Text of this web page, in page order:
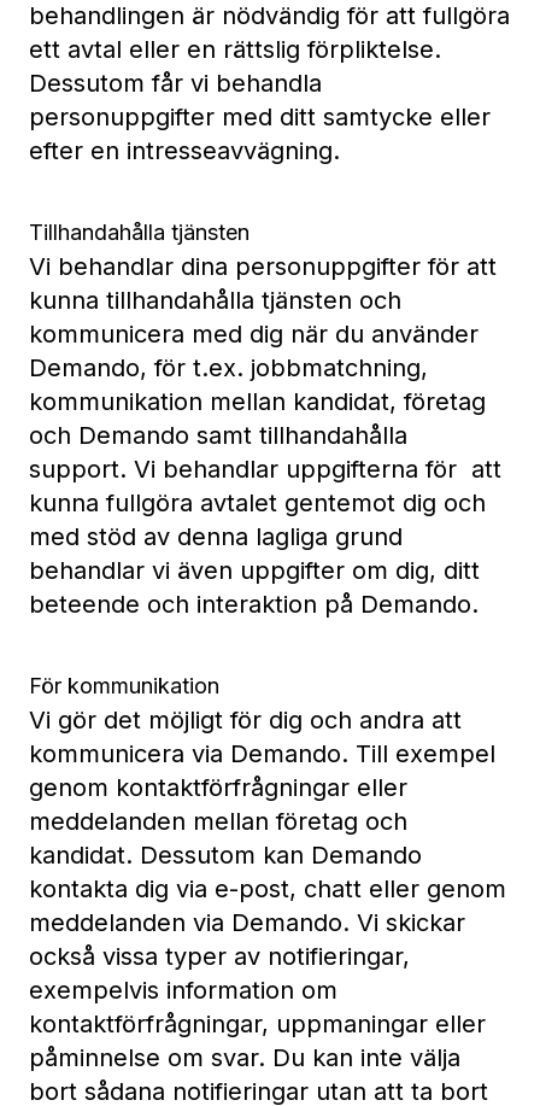
behandlingen är nödvändig för att fullgöra
ett avtal eller en rättslig förpliktelse.
Dessutom får vi behandla
personuppgifter med ditt samtycke eller
efter en intresseavvägning.
Tillhandahålla tjänsten
Vi behandlar dina personuppgifter för att
kunna tillhandahålla tjänsten och
kommunicera med dig när du använder
Demando, för t.ex. jobbmatchning,
kommunikation mellan kandidat, företag
och Demando samt tillhandahålla
support. Vi behandlar uppgifterna för att
kunna fullgöra avtalet gentemot dig och
med stöd av denna lagliga grund
behandlar vi även uppgifter om dig, ditt
beteende och interaktion på Demando.
För kommunikation
Vi gör det möjligt för dig och andra att
kommunicera via Demando. Till exempel
genom kontaktförfrågningar eller
meddelanden mellan företag och
kandidat. Dessutom kan Demando
kontakta dig via e-post, chatt eller genom
meddelanden via Demando. Vi skickar
också vissa typer av notifieringar,
exempelvis information om
kontaktförfrågningar, uppmaningar eller
påminnelse om svar. Du kan inte välja
bort sådana notifieringar utan att ta bort